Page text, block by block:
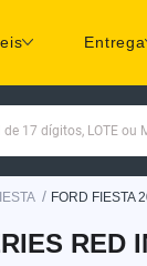
Entrega
17 dígitos, LOTE ou
/ FORD FIESTA
RED